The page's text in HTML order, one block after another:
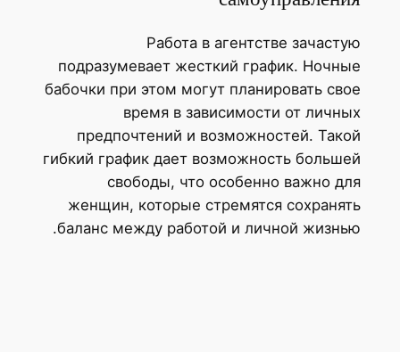
Работа в агентстве
подразумевает жесткий график.
бабочки при этом могут планировать
время в зависимости от
предпочтений и возможностей.
гибкий график дает возможность
свободы, что особенно важно
женщин, которые стремятся
баланс между работой и личной